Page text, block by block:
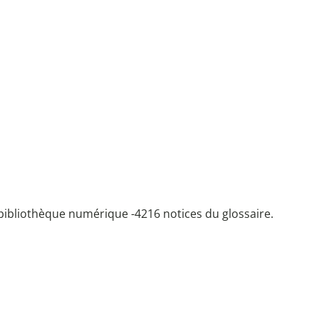
numérique -4216 notices du glossaire.